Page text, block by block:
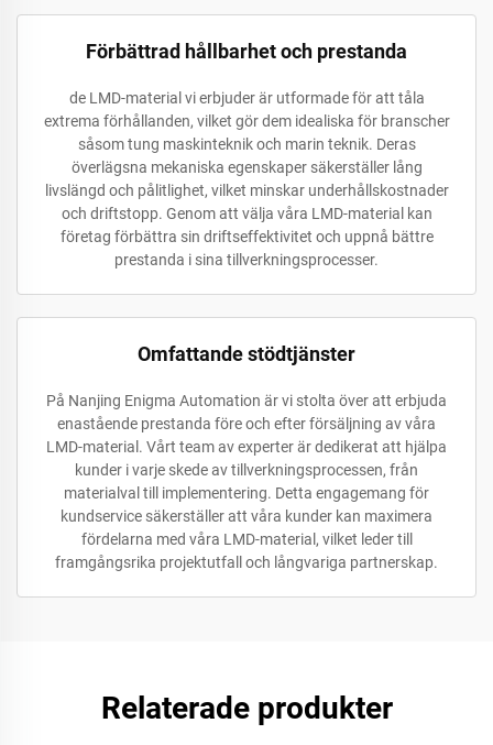
Förbättrad hållbarhet och prestanda
de LMD-material vi erbjuder är utformade för att tåla
extrema förhållanden, vilket gör dem idealiska för branscher
såsom tung maskinteknik och marin teknik. Deras
överlägsna mekaniska egenskaper säkerställer lång
livslängd och pålitlighet, vilket minskar underhållskostnader
och driftstopp. Genom att välja våra LMD-material kan
företag förbättra sin driftseffektivitet och uppnå bättre
prestanda i sina tillverkningsprocesser.
Omfattande stödtjänster
På Nanjing Enigma Automation är vi stolta över att erbjuda
enastående prestanda före och efter försäljning av våra
LMD-material. Vårt team av experter är dedikerat att hjälpa
kunder i varje skede av tillverkningsprocessen, från
materialval till implementering. Detta engagemang för
kundservice säkerställer att våra kunder kan maximera
fördelarna med våra LMD-material, vilket leder till
framgångsrika projektutfall och långvariga partnerskap.
Relaterade produkter